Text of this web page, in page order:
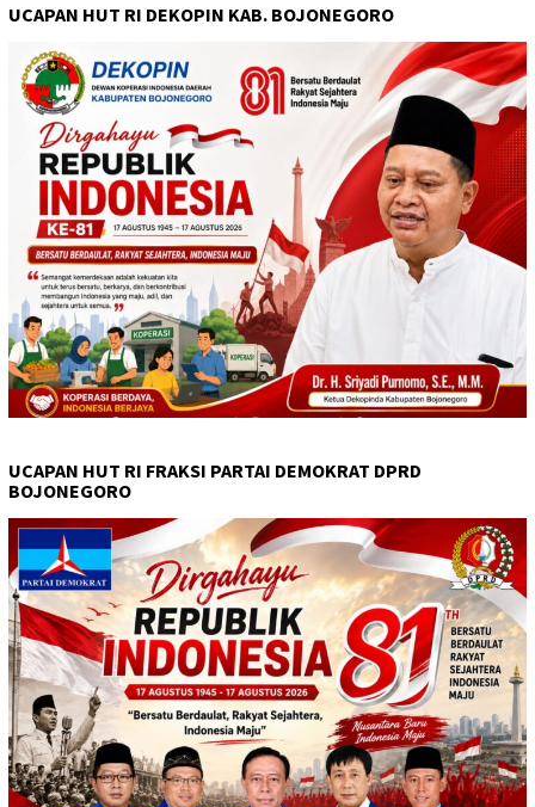
UCAPAN HUT RI DEKOPIN KAB. BOJONEGORO
UCAPAN HUT RI FRAKSI PARTAI DEMOKRAT DPRD
BOJONEGORO